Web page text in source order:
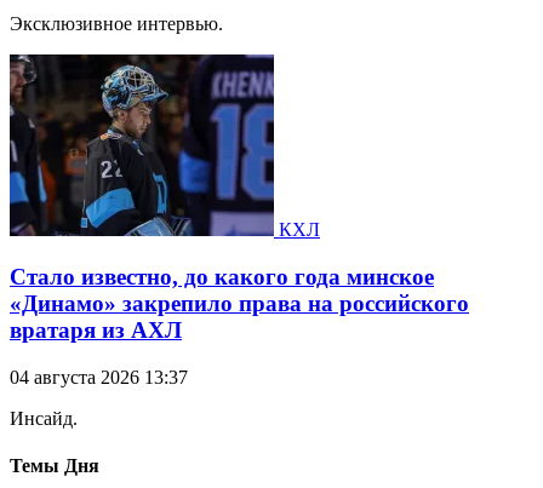
Эксклюзивное интервью.
КХЛ
Стало известно, до какого года минское
«Динамо» закрепило права на российского
вратаря из АХЛ
04 августа 2026 13:37
Инсайд.
Темы Дня